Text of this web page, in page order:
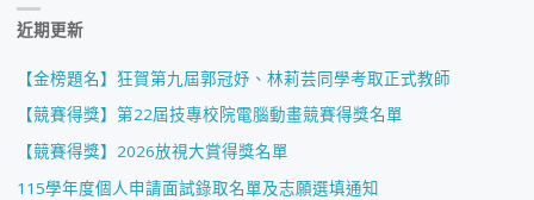
近期更新
【金榜題名】狂賀第九屆郭冠妤、林莉芸同學考取正式教師
【競賽得獎】第22屆技專校院電腦動畫競賽得獎名單
【競賽得獎】2026放視大賞得獎名單
115學年度個人申請面試錄取名單及志願選填通知